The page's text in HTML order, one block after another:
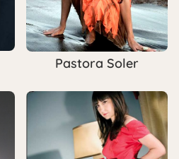
Pastora Soler